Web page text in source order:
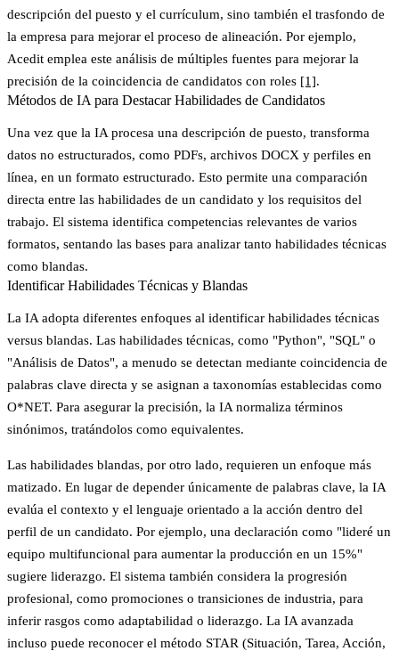
descripción del puesto y el currículum, sino también el trasfondo de
la empresa para mejorar el proceso de alineación. Por ejemplo,
Acedit emplea este análisis de múltiples fuentes para mejorar la
precisión de la coincidencia de candidatos con roles [1].
Métodos de IA para Destacar Habilidades de Candidatos
Una vez que la IA procesa una descripción de puesto, transforma
datos no estructurados, como PDFs, archivos DOCX y perfiles en
línea, en un formato estructurado. Esto permite una comparación
directa entre las habilidades de un candidato y los requisitos del
trabajo. El sistema identifica competencias relevantes de varios
formatos, sentando las bases para analizar tanto habilidades técnicas
como blandas.
Identificar Habilidades Técnicas y Blandas
La IA adopta diferentes enfoques al identificar habilidades técnicas
versus blandas. Las habilidades técnicas, como "Python", "SQL" o
"Análisis de Datos", a menudo se detectan mediante coincidencia de
palabras clave directa y se asignan a taxonomías establecidas como
O*NET. Para asegurar la precisión, la IA normaliza términos
sinónimos, tratándolos como equivalentes.
Las habilidades blandas, por otro lado, requieren un enfoque más
matizado. En lugar de depender únicamente de palabras clave, la IA
evalúa el contexto y el lenguaje orientado a la acción dentro del
perfil de un candidato. Por ejemplo, una declaración como "lideré un
equipo multifuncional para aumentar la producción en un 15%"
sugiere liderazgo. El sistema también considera la progresión
profesional, como promociones o transiciones de industria, para
inferir rasgos como adaptabilidad o liderazgo. La IA avanzada
incluso puede reconocer el método STAR (Situación, Tarea, Acción,